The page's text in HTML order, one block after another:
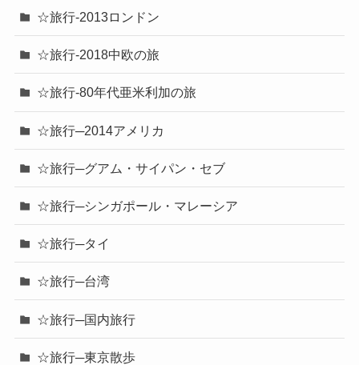
☆旅行-2013ロンドン
☆旅行-2018中欧の旅
☆旅行-80年代亜米利加の旅
☆旅行─2014アメリカ
☆旅行─グアム・サイパン・セブ
☆旅行─シンガポール・マレーシア
☆旅行─タイ
☆旅行─台湾
☆旅行─国内旅行
☆旅行─東京散歩